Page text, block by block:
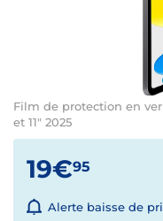
Film de protection en
et 11" 2025
19€95
Alerte baisse de